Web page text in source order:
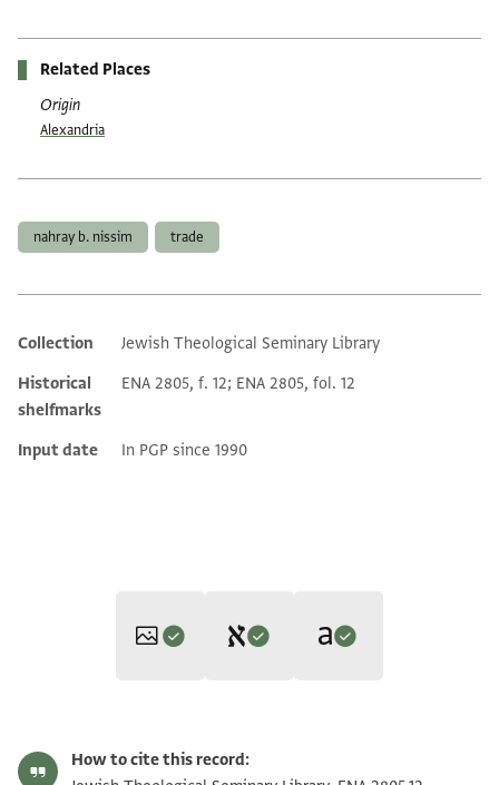
Related Places
Origin
Alexandria
nahray b. nissim trade
Additional metadata
Collection
Jewish Theological Seminary Library
Historical
shelfmarks
ENA 2805, f. 12; ENA 2805, fol. 12
Input date In PGP since 1990
Moshe Gil,In the Kingdom of Ishmael‎
University, 1997), vol. 3.
Moshe Gil, In the Kingdom of Ishmael‎ (in Hebrew) (Tel Aviv
How to cite this record: